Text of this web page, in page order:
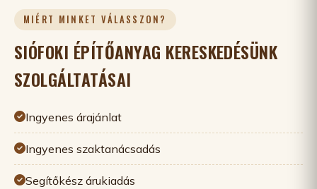
MIÉRT MINKET VÁLASSZON?
SIÓFOKI ÉPÍTŐANYAG KERESKEDÉSÜNK
SZOLGÁLTATÁSAI
Ingyenes árajánlat
Ingyenes szaktanácsadás
Segítőkész árukiadás